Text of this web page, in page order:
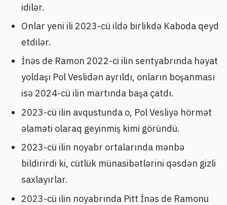
idilər.
Onlar yeni ili 2023-cü ildə birlikdə Kaboda qeyd
etdilər.
İnəs de Ramon 2022-ci ilin sentyabrında həyat
yoldaşı Pol Veslidən ayrıldı, onların boşanması
isə 2024-cü ilin martında başa çatdı.
2023-cü ilin avqustunda o, Pol Vesliyə hörmət
əlaməti olaraq geyinmiş kimi göründü.
2023-cü ilin noyabr ortalarında mənbə
bildirirdi ki, cütlük münasibətlərini qəsdən gizli
saxlayırlar.
2023-cü ilin noyabrında Pitt İnəs de Ramonu